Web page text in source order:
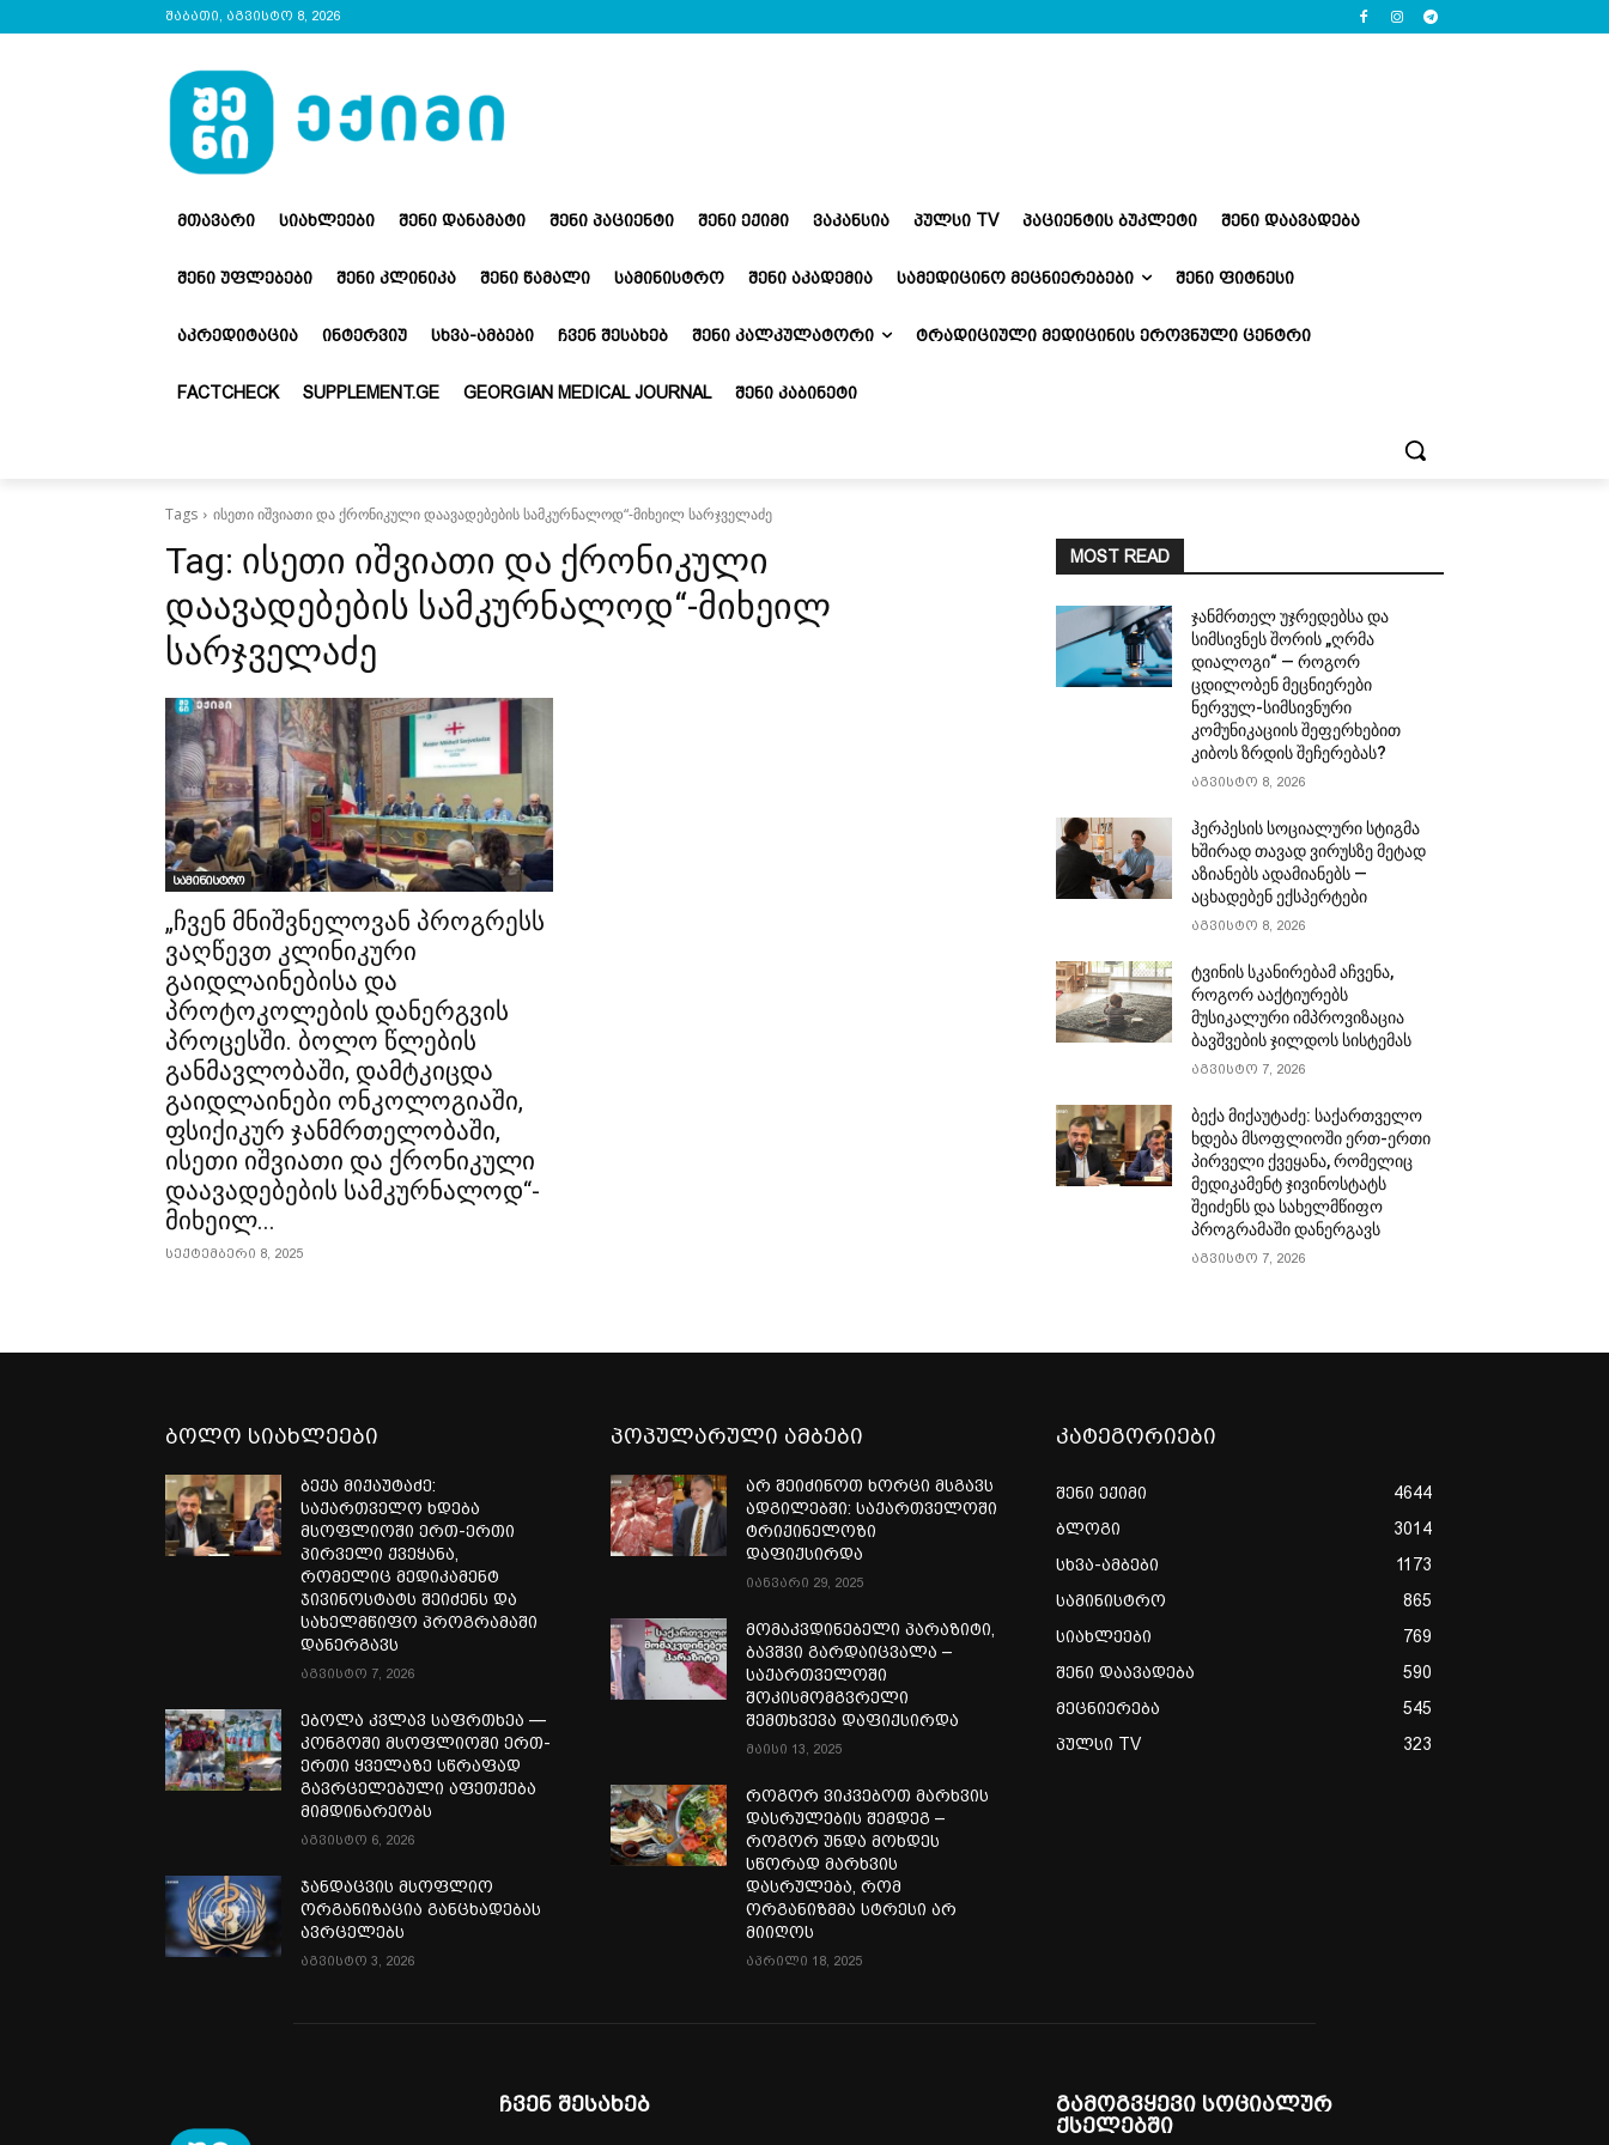
შაბათი, აგვისტო 8, 2026
ᲛᲗᲐᲕᲐᲠᲘ ᲡᲘᲐᲮᲚᲔᲔᲑᲘ ᲨᲔᲜᲘ ᲓᲐᲜᲐᲛᲐᲢᲘ ᲨᲔᲜᲘ ᲞᲐᲪᲘᲔᲜᲢᲘ ᲨᲔᲜᲘ ᲔᲥᲘᲛᲘ ᲕᲐᲙᲐᲜᲡᲘᲐ ᲞᲣᲚᲡᲘ TV ᲞᲐᲪᲘᲔᲜᲢᲘᲡ ᲑᲣᲙᲚᲔᲢᲘ ᲨᲔᲜᲘ ᲓᲐᲐᲕᲐᲓᲔᲑᲐ
ᲨᲔᲜᲘ ᲣᲤᲚᲔᲑᲔᲑᲘ ᲨᲔᲜᲘ ᲙᲚᲘᲜᲘᲙᲐ ᲨᲔᲜᲘ ᲬᲐᲛᲐᲚᲘ ᲡᲐᲛᲘᲜᲘᲡᲢᲠᲝ ᲨᲔᲜᲘ ᲐᲙᲐᲓᲔᲛᲘᲐ ᲡᲐᲛᲔᲓᲘᲪᲘᲜᲝ ᲛᲔᲪᲜᲘᲔᲠᲔᲑᲔᲑᲘ ᲨᲔᲜᲘ ᲤᲘᲢᲜᲔᲡᲘ
ᲐᲙᲠᲔᲓᲘᲢᲐᲪᲘᲐ ᲘᲜᲢᲔᲠᲕᲘᲣ ᲡᲮᲕᲐ-ᲐᲛᲑᲔᲑᲘ ᲩᲕᲔᲜ ᲨᲔᲡᲐᲮᲔᲑ ᲨᲔᲜᲘ ᲙᲐᲚᲙᲣᲚᲐᲢᲝᲠᲘ ᲢᲠᲐᲓᲘᲪᲘᲣᲚᲘ ᲛᲔᲓᲘᲪᲘᲜᲘᲡ ᲔᲠᲝᲕᲜᲣᲚᲘ ᲪᲔᲜᲢᲠᲘ
FACTCHECK SUPPLEMENT.GE GEORGIAN MEDICAL JOURNAL ᲨᲔᲜᲘ ᲙᲐᲑᲘᲜᲔᲢᲘ
Tags ისეთი იშვიათი და ქრონიკული დაავადებების სამკურნალოდ“-მიხეილ სარჯველაძე
Tag: ისეთი იშვიათი და ქრონიკული
დაავადებების სამკურნალოდ“-მიხეილ
სარჯველაძე
სამინისტრო
„ჩვენ მნიშვნელოვან პროგრესს
ვაღწევთ კლინიკური
გაიდლაინებისა და
პროტოკოლების დანერგვის
პროცესში. ბოლო წლების
განმავლობაში, დამტკიცდა
გაიდლაინები ონკოლოგიაში,
ფსიქიკურ ჯანმრთელობაში,
ისეთი იშვიათი და ქრონიკული
დაავადებების სამკურნალოდ“-
მიხეილ...
სექტემბერი 8, 2025
MOST READ
ჯანმრთელ უჯრედებსა და
სიმსივნეს შორის „ღრმა
დიალოგი“ — როგორ
ცდილობენ მეცნიერები
ნერვულ-სიმსივნური
კომუნიკაციის შეფერხებით
კიბოს ზრდის შეჩერებას?
აგვისტო 8, 2026
ჰერპესის სოციალური სტიგმა
ხშირად თავად ვირუსზე მეტად
აზიანებს ადამიანებს —
აცხადებენ ექსპერტები
აგვისტო 8, 2026
ტვინის სკანირებამ აჩვენა,
როგორ ააქტიურებს
მუსიკალური იმპროვიზაცია
ბავშვების ჯილდოს სისტემას
აგვისტო 7, 2026
ბექა მიქაუტაძე: საქართველო
ხდება მსოფლიოში ერთ-ერთი
პირველი ქვეყანა, რომელიც
მედიკამენტ ჯივინოსტატს
შეიძენს და სახელმწიფო
პროგრამაში დანერგავს
აგვისტო 7, 2026
ბოლო სიახლეები
ბექა მიქაუტაძე:
საქართველო ხდება
მსოფლიოში ერთ-ერთი
პირველი ქვეყანა,
რომელიც მედიკამენტ
ჯივინოსტატს შეიძენს და
სახელმწიფო პროგრამაში
დანერგავს
აგვისტო 7, 2026
ებოლა კვლავ საფრთხეა —
კონგოში მსოფლიოში ერთ-
ერთი ყველაზე სწრაფად
გავრცელებული აფეთქება
მიმდინარეობს
აგვისტო 6, 2026
ჯანდაცვის მსოფლიო
ორგანიზაცია განცხადებას
ავრცელებს
აგვისტო 3, 2026
პოპულარული ამბები
არ შეიძინოთ ხორცი მსგავს
ადგილებში: საქართველოში
ტრიქინელოზი
დაფიქსირდა
იანვარი 29, 2025
მომაკვდინებელი პარაზიტი,
ბავშვი გარდაიცვალა –
საქართველოში
შოკისმომგვრელი
შემთხვევა დაფიქსირდა
მაისი 13, 2025
როგორ ვიკვებოთ მარხვის
დასრულების შემდეგ –
როგორ უნდა მოხდეს
სწორად მარხვის
დასრულება, რომ
ორგანიზმმა სტრესი არ
მიიღოს
აპრილი 18, 2025
კატეგორიები
შენი ექიმი
4644
ბლოგი
3014
სხვა-ამბები
1173
სამინისტრო
865
სიახლეები
769
შენი დაავადება
590
მეცნიერება
545
პულსი TV
323
ჩვენ შესახებ
გამოგვყევი სოციალურ
ქსელებში